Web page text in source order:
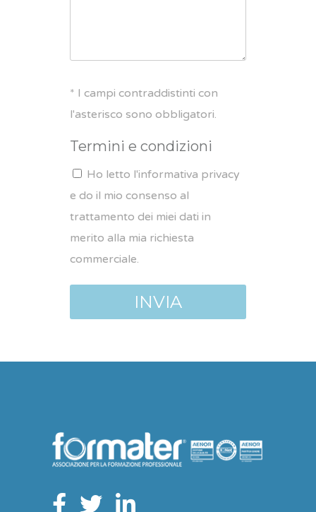
* I campi contraddistinti con
l'asterisco sono obbligatori.
Termini e condizioni
Ho letto l'informativa privacy
e do il mio consenso al
trattamento dei miei dati in
merito alla mia richiesta
commerciale.